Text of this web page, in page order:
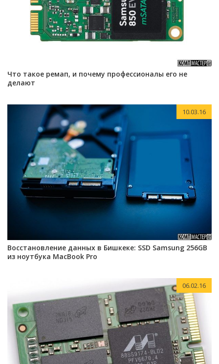
Что такое ремап, и почему профессионалы его не
делают
10.03.16
Восстановление данных в Бишкеке: SSD Samsung 256GB
из ноутбука MacBook Pro
06.02.16